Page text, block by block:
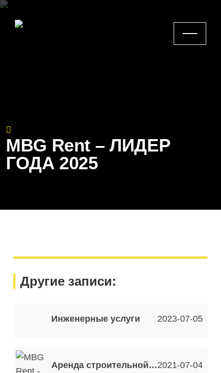
MBG Rent – ЛИДЕР
ГОДА 2025
Другие записи:
Инженерные услуги 2023-07-05
Аренда строительной техники2021-07-04